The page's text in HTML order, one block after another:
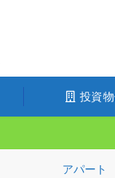
投資
アパート